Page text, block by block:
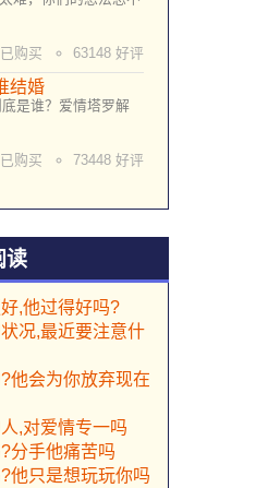
购买 63148 好评
结婚
是谁？爱情塔罗解
购买 73448 好评
读
,他过得好吗?
况,最近要注意什
他会为你放弃现在
,对爱情专一吗
分手他痛苦吗
他只是想玩玩你吗